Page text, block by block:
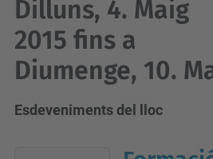
Dilluns, 4. Maig
2015 fins a
Diumenge, 10.
Esdeveniments del lloc